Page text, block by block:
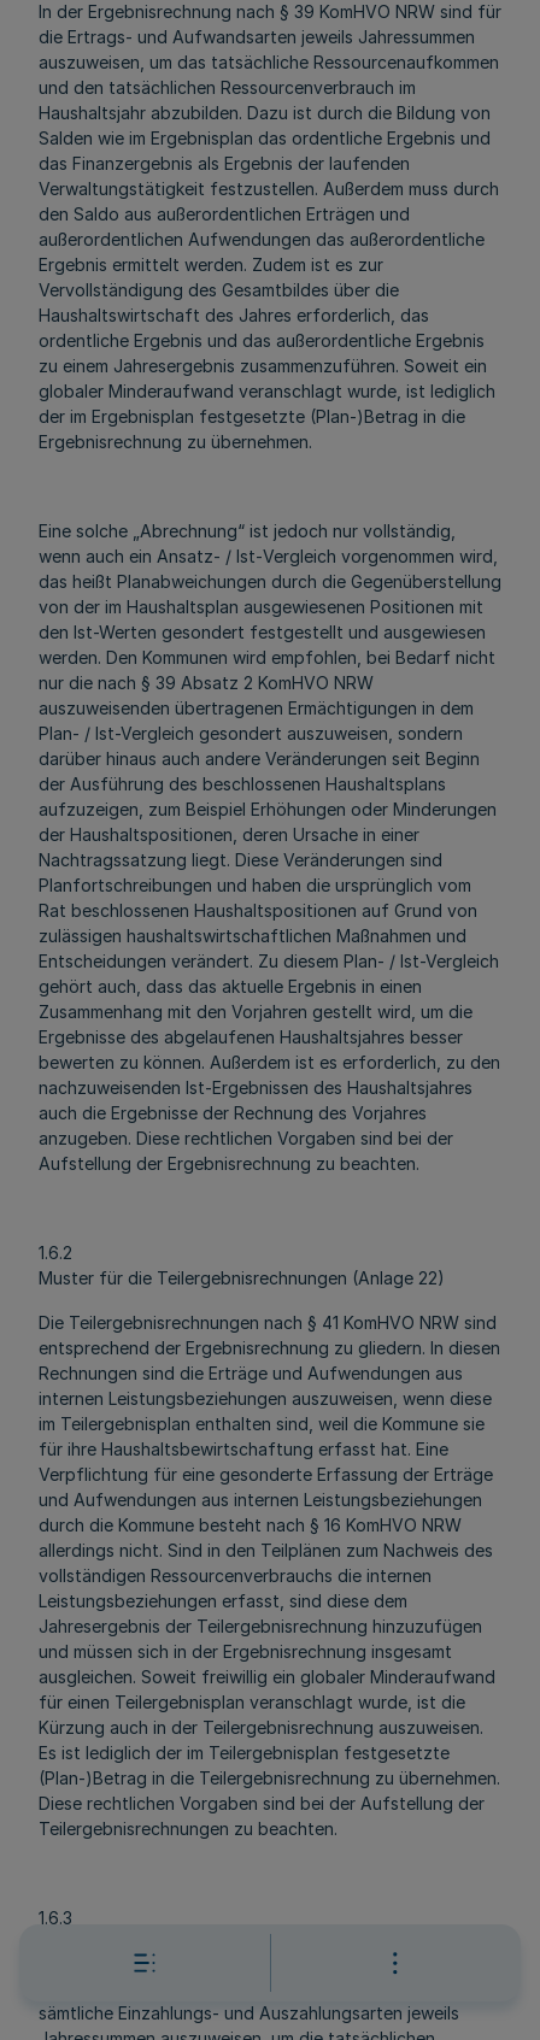
In der Ergebnisrechnung nach § 39 KomHVO NRW sind für
die Ertrags‑ und Aufwandsarten jeweils Jahressummen
auszuweisen, um das tatsächliche Ressourcenaufkommen
und den tatsächlichen Ressourcenverbrauch im
Haushaltsjahr abzubilden. Dazu ist durch die Bildung von
Salden wie im Ergebnisplan das ordentliche Ergebnis und
das Finanzergebnis als Ergebnis der laufenden
Verwaltungstätigkeit festzustellen. Außerdem muss durch
den Saldo aus außerordentlichen Erträgen und
außerordentlichen Aufwendungen das außerordentliche
Ergebnis ermittelt werden. Zudem ist es zur
Vervollständigung des Gesamtbildes über die
Haushaltswirtschaft des Jahres erforderlich, das
ordentliche Ergebnis und das außerordentliche Ergebnis
zu einem Jahresergebnis zusammenzuführen. Soweit ein
globaler Minderaufwand veranschlagt wurde, ist lediglich
der im Ergebnisplan festgesetzte (Plan-)Betrag in die
Ergebnisrechnung zu übernehmen.
Eine solche „Abrechnung“ ist jedoch nur vollständig,
wenn auch ein Ansatz‑ / Ist‑Vergleich vorgenommen wird,
das heißt Planabweichungen durch die Gegenüberstellung
von der im Haushaltsplan ausgewiesenen Positionen mit
den Ist-Werten gesondert festgestellt und ausgewiesen
werden. Den Kommunen wird empfohlen, bei Bedarf nicht
nur die nach § 39 Absatz 2 KomHVO NRW
auszuweisenden übertragenen Ermächtigungen in dem
Plan- / Ist-Vergleich gesondert auszuweisen, sondern
darüber hinaus auch andere Veränderungen seit Beginn
der Ausführung des beschlossenen Haushaltsplans
aufzuzeigen, zum Beispiel Erhöhungen oder Minderungen
der Haushaltspositionen, deren Ursache in einer
Nachtragssatzung liegt. Diese Veränderungen sind
Planfortschreibungen und haben die ursprünglich vom
Rat beschlossenen Haushaltspositionen auf Grund von
zulässigen haushaltswirtschaftlichen Maßnahmen und
Entscheidungen verändert. Zu diesem Plan- / Ist-Vergleich
gehört auch, dass das aktuelle Ergebnis in einen
Zusammenhang mit den Vorjahren gestellt wird, um die
Ergebnisse des abgelaufenen Haushaltsjahres besser
bewerten zu können. Außerdem ist es erforderlich, zu den
nachzuweisenden Ist-Ergebnissen des Haushaltsjahres
auch die Ergebnisse der Rechnung des Vorjahres
anzugeben. Diese rechtlichen Vorgaben sind bei der
Aufstellung der Ergebnisrechnung zu beachten.
1.6.2
Muster für die Teilergebnisrechnungen (Anlage 22)
Die Teilergebnisrechnungen nach § 41 KomHVO NRW sind
entsprechend der Ergebnisrechnung zu gliedern. In diesen
Rechnungen sind die Erträge und Aufwendungen aus
internen Leistungsbeziehungen auszuweisen, wenn diese
im Teilergebnisplan enthalten sind, weil die Kommune sie
für ihre Haushaltsbewirtschaftung erfasst hat. Eine
Verpflichtung für eine gesonderte Erfassung der Erträge
und Aufwendungen aus internen Leistungsbeziehungen
durch die Kommune besteht nach § 16 KomHVO NRW
allerdings nicht. Sind in den Teilplänen zum Nachweis des
vollständigen Ressourcenverbrauchs die internen
Leistungsbeziehungen erfasst, sind diese dem
Jahresergebnis der Teilergebnisrechnung hinzuzufügen
und müssen sich in der Ergebnisrechnung insgesamt
ausgleichen. Soweit freiwillig ein globaler Minderaufwand
für einen Teilergebnisplan veranschlagt wurde, ist die
Kürzung auch in der Teilergebnisrechnung auszuweisen.
Es ist lediglich der im Teilergebnisplan festgesetzte
(Plan-)Betrag in die Teilergebnisrechnung zu übernehmen.
Diese rechtlichen Vorgaben sind bei der Aufstellung der
Teilergebnisrechnungen zu beachten.
1.6.3
In der Finanzrechnung nach § 40 KomHVO NRW sind für
sämtliche Einzahlungs- und Auszahlungsarten jeweils